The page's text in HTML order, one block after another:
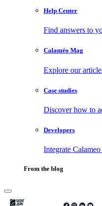
Help Center
Find answers to
Calaméo Mag
Explore our
Case studies
Discover how to
Developers
Integrate
From the blog